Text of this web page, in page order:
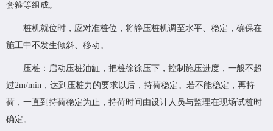
套箍等组成。
桩机就位时，应对准桩位，将静压桩机调至水平、稳定，确保在
施工中不发生倾斜、移动。
压桩：启动压桩油缸，把桩徐徐压下，控制施压进度，一般不超
过2m/min，达到压桩力的要求以后，持荷稳定。若不能稳定，再持
荷，一直到持荷稳定为止，持荷时间由设计人员与监理在现场试桩时
确定。